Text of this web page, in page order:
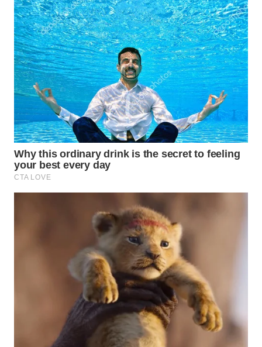
Media
Group
WAHANA
NEWS
WAHANA
TANI
WAHANA
ADVOKAT
WAHANA
INFRASTRUKTUR